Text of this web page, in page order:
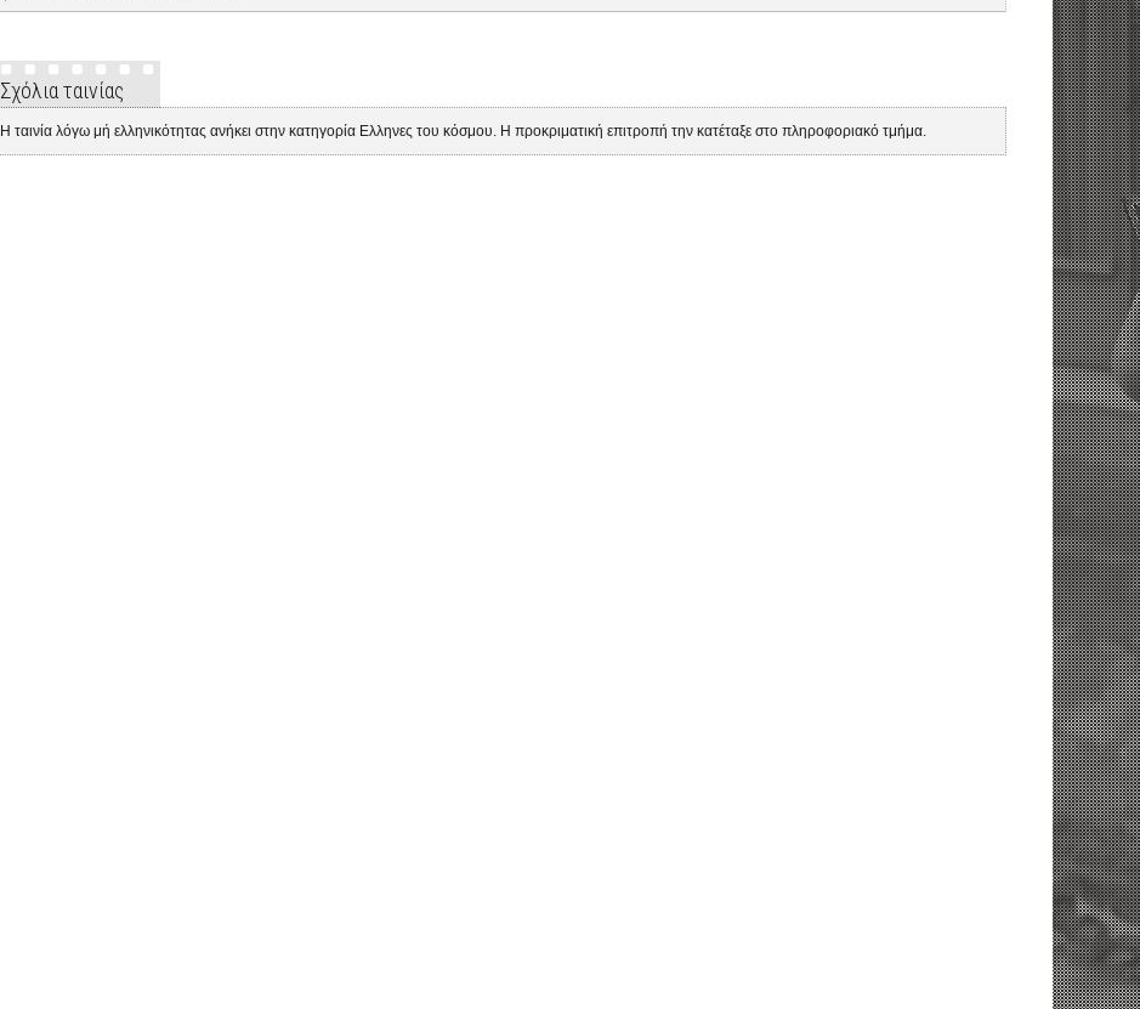
Σχόλια ταινίας
Η ταινία λόγω μή ελληνικότητας ανήκει στην κατηγορία Ελληνες του κόσμου. Η προκριματική επιτροπή την κατέταξε στο πληροφοριακό τμήμα.